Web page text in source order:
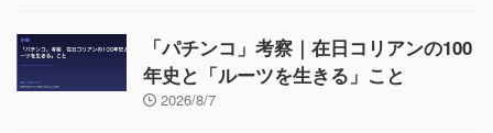
「パチンコ」考察｜在日コリアンの100
年史と「ルーツを生きる」こと
2026/8/7